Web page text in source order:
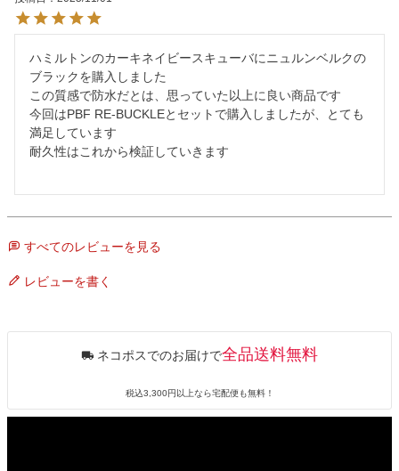
ハミルトンのカーキネイビースキューバにニュルンベルクの
ブラックを購入しました
この質感で防水だとは、思っていた以上に良い商品です
今回はPBF RE-BUCKLEとセットで購入しましたが、とても
満足しています
耐久性はこれから検証していきます
すべてのレビューを見る
レビューを書く
ネコポスでのお届けで全品送料無料
税込3,300円以上なら宅配便も無料！